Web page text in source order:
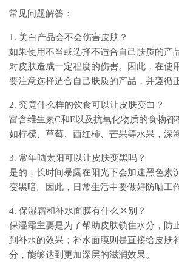
常见问题解答：
1. 美白产品会不会伤害皮肤？
如果使用不当或选择不适合自己肤质的产
对皮肤造成一定程度的伤害。因此，在使
要注意选择适合自己肤质的产品，并遵循
2. 究竟什么样的饮食可以让皮肤变白？
富含维生素C和E以及抗氧化物质的食物都
如柠檬、草莓、西红柿、芒果等水果，深
3. 常年晒太阳可以让皮肤变黑吗？
是的，长时间暴露在阳光下会加速黑色素
变黑暗。因此，日常生活中要做好防晒工作
4. 保湿霜和补水面膜有什么区别？
保湿霜主要是为了帮助皮肤锁住水分，防
到补水的效果；补水面膜则是直接给皮肤
分，能够达到更加深层的滋润效果。